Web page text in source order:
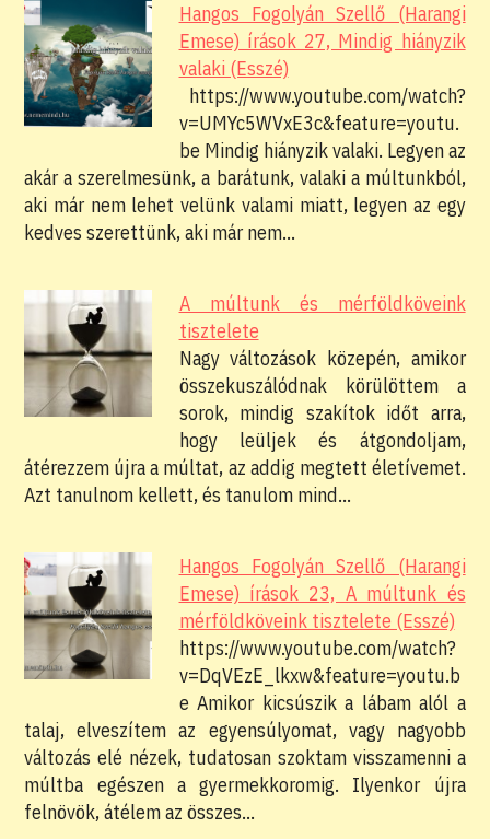
Hangos Fogolyán Szellő (Harangi
Emese) írások 27, Mindig hiányzik
valaki (Esszé)
https://www.youtube.com/watch?
v=UMYc5WVxE3c&feature=youtu.
be Mindig hiányzik valaki. Legyen az
akár a szerelmesünk, a barátunk, valaki a múltunkból,
aki már nem lehet velünk valami miatt, legyen az egy
kedves szerettünk, aki már nem…
A múltunk és mérföldköveink
tisztelete
Nagy változások közepén, amikor
összekuszálódnak körülöttem a
sorok, mindig szakítok időt arra,
hogy leüljek és átgondoljam,
átérezzem újra a múltat, az addig megtett életívemet.
Azt tanulnom kellett, és tanulom mind…
Hangos Fogolyán Szellő (Harangi
Emese) írások 23, A múltunk és
mérföldköveink tisztelete (Esszé)
https://www.youtube.com/watch?
v=DqVEzE_lkxw&feature=youtu.b
e Amikor kicsúszik a lábam alól a
talaj, elveszítem az egyensúlyomat, vagy nagyobb
változás elé nézek, tudatosan szoktam visszamenni a
múltba egészen a gyermekkoromig. Ilyenkor újra
felnövök, átélem az összes…